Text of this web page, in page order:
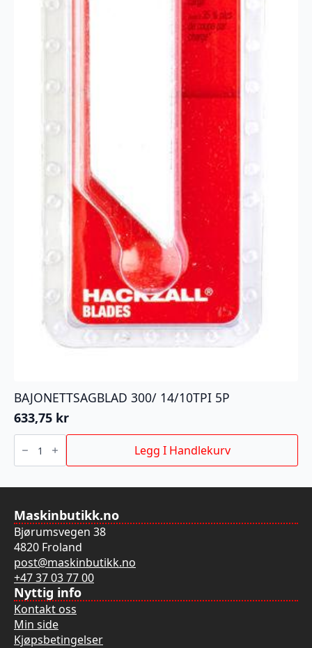
BAJONETTSAGBLAD 300/ 14/10TPI 5P
633,75 kr
BAJONETTSAGBLAD
300/
14/10TPI
5P
Legg I Handlekurv
Maskinbutikk.no
Bjørumsvegen 38
4820 Froland
post@maskinbutikk.no
+47 37 03 77 00
Nyttig info
Kontakt oss
Min side
Kjøpsbetingelser